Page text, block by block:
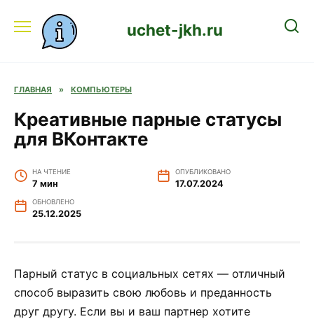
содержанию
uchet-jkh.ru
ГЛАВНАЯ » КОМПЬЮТЕРЫ
Креативные парные статусы
для ВКонтакте
НА ЧТЕНИЕ
7 мин
ОПУБЛИКОВАНО
17.07.2024
ОБНОВЛЕНО
25.12.2025
Парный статус в социальных сетях — отличный
способ выразить свою любовь и преданность
друг другу. Если вы и ваш партнер хотите